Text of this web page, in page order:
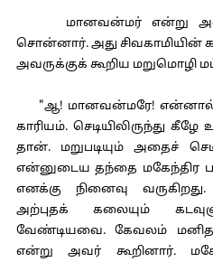
மானவன்மர் என்று
சொன்னார். அது சிவகாமியின்
அவருக்குக் கூறிய மறுமொழி
"ஆ! மானவன்மரே! என்னால்
காரியம். செடியிலிருந்து
தான். மறுபடியும் அதைச்
என்னுடைய தந்தை மகேந்திர
எனக்கு நினைவு
அற்புதக் கலையும்
வேண்டியவை. கேவலம்
என்று அவர் கூறினார்.